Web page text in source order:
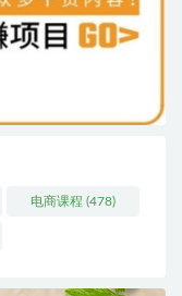
电商课程 (478)